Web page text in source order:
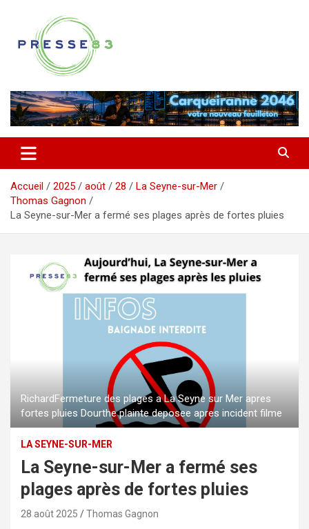
contenu
Presse 83
Accueil 2025 août 28
La Seyne-sur-Mer
Thomas Gagnon
La Seyne-sur-Mer a fermé ses plages après de fortes pluies
RichardFermeture des plages a La Seyne sur Mer apres
fortes pluies Dourthe plainte deposee apres incident filme
LA SEYNE-SUR-MER
La Seyne-sur-Mer a fermé ses
plages après de fortes pluies
28 août 2025 Thomas Gagnon